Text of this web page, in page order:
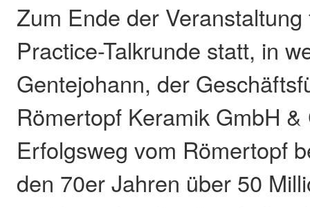
Zum Ende der Veranstaltung
Practice-Talkrunde statt, in
Gentejohann, der
Römertopf Keramik GmbH
Erfolgsweg vom Römertopf
den 70er Jahren über 50